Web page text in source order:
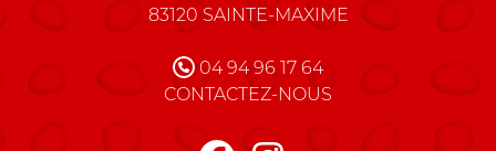
83120 SAINTE-MAXIME
04 94 96 17 64
CONTACTEZ-NOUS